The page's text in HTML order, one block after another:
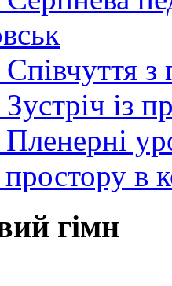
з
із
простору
гімн